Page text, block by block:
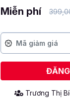
Miễn phí
Trương Thị